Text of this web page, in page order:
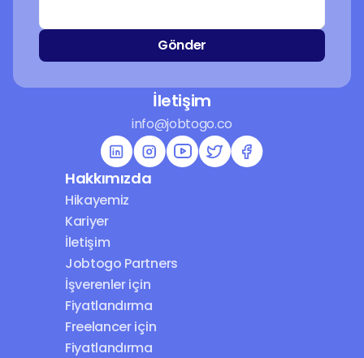
Gönder
İletişim
info@jobtogo.co
Hakkımızda
Hikayemiz
Kariyer
İletişim
Jobtogo Partners
İşverenler için
Fiyatlandırma
Freelancer için
Fiyatlandırma